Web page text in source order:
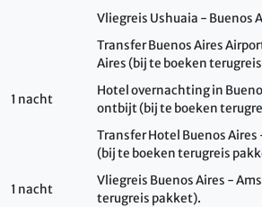
Vliegreis Ushuaia - Buenos
Transfer Buenos Aires
Aires (bij te boeken
1 nacht
Hotel overnachting in
ontbijt (bij te boeken
Transfer Hotel Buenos
(bij te boeken terugreis
1 nacht
Vliegreis Buenos Aires -
terugreis pakket).